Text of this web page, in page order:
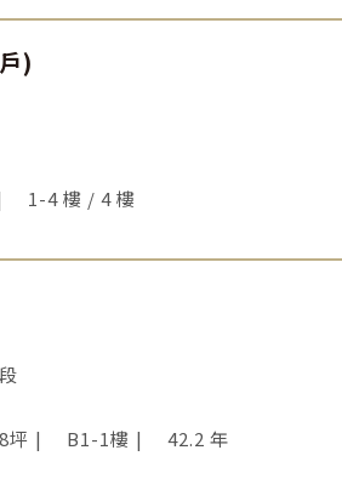
)
1-4 樓 / 4 樓
坪 B1-1樓 42.2 年